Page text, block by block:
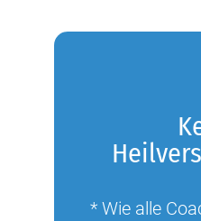
* Wie alle